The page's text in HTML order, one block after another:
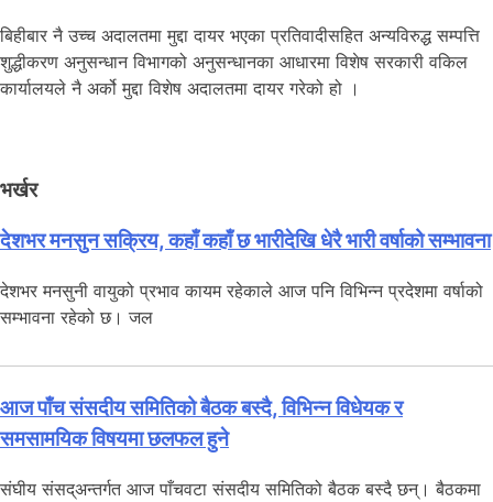
बिहीबार नै उच्च अदालतमा मुद्दा दायर भएका प्रतिवादीसहित अन्यविरुद्ध सम्पत्ति
शुद्धीकरण अनुसन्धान विभागको अनुसन्धानका आधारमा विशेष सरकारी वकिल
कार्यालयले नै अर्को मुद्दा विशेष अदालतमा दायर गरेको हो ।
भर्खर
देशभर मनसुन सक्रिय, कहाँ कहाँ छ भारीदेखि धेरै भारी वर्षाको सम्भावना
देशभर मनसुनी वायुको प्रभाव कायम रहेकाले आज पनि विभिन्न प्रदेशमा वर्षाको
सम्भावना रहेको छ। जल
आज पाँच संसदीय समितिको बैठक बस्दै, विभिन्न विधेयक र
समसामयिक विषयमा छलफल हुने
संघीय संसद्अन्तर्गत आज पाँचवटा संसदीय समितिको बैठक बस्दै छन्। बैठकमा